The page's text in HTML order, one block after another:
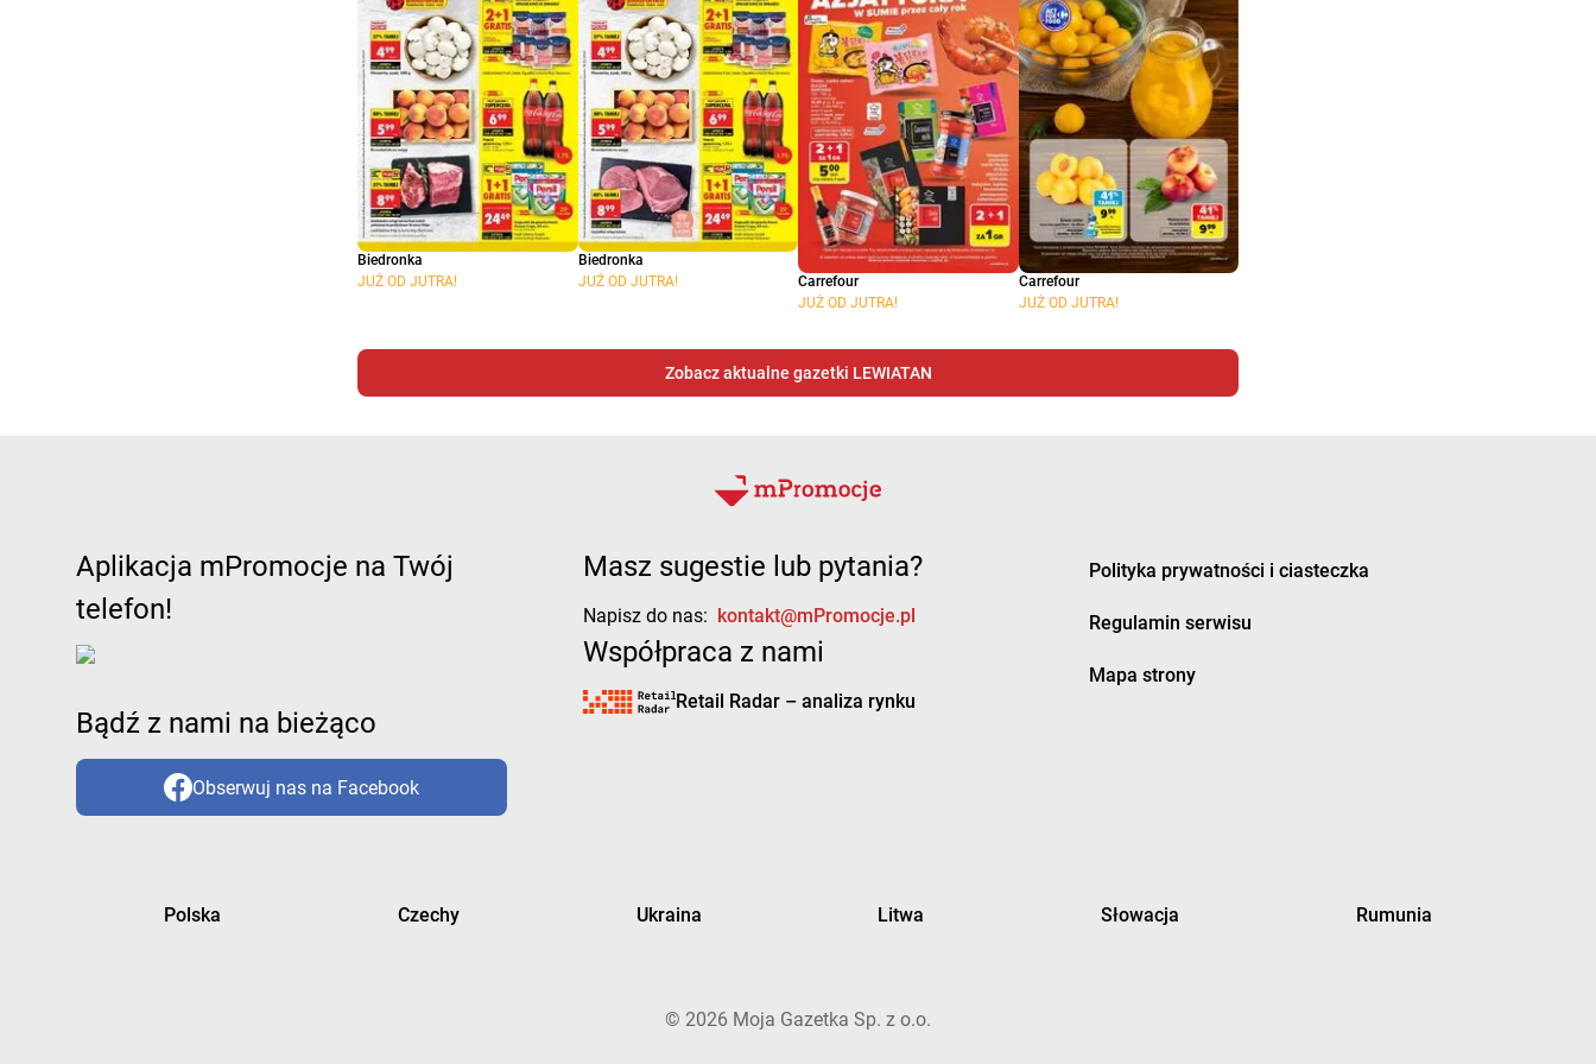
Biedronka
JUŻ OD JUTRA!
Biedronka
JUŻ OD JUTRA!
Carrefour
JUŻ OD JUTRA!
Carrefour
JUŻ OD JUTRA!
Zobacz aktualne gazetki LEWIATAN
Aplikacja mPromocje na Twój
telefon!
Bądź z nami na bieżąco
Obserwuj nas na Facebook
Masz sugestie lub pytania?
Napisz do nas: kontakt@mPromocje.pl
Współpraca z nami
Retail Radar – analiza rynku
Polityka prywatności i ciasteczka
Regulamin serwisu
Mapa strony
Polska Czechy Ukraina Litwa Słowacja Rumunia
© 2026 Moja Gazetka Sp. z o.o.